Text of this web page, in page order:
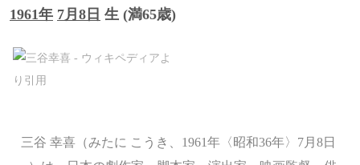
1961年 7月8日 生 (満65歳)
三谷 幸喜（みたに こうき、1961年〈昭和36年〉7月8日